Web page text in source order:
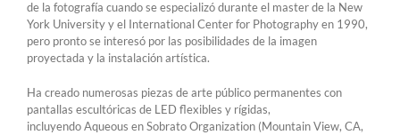
de la fotografía cuando se especializó durante el master de la New
York University y el International Center for Photography en 1990,
pero pronto se interesó por las posibilidades de la imagen
proyectada y la instalación artística.
Ha creado numerosas piezas de arte público permanentes con
pantallas escultóricas de LED flexibles y rígidas,
incluyendo Aqueous en Sobrato Organization (Mountain View, CA,